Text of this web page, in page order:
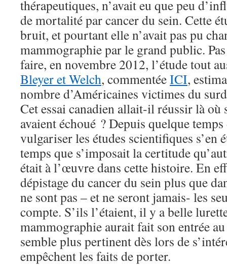
thérapeutiques, n’avait eu que peu
de mortalité par cancer du sein. Cette
bruit, et pourtant elle n’avait pas pu
mammographie par le grand public.
faire, en novembre 2012, l’étude tout
Bleyer et Welch, commentéeICI,
nombre d’Américaines victimes du
Cet essai canadien allait-il réussir là où
avaient échoué ? Depuis quelque
vulgariser les études scientifiques s’en
temps que s’imposait la certitude
était à l’œuvre dans cette histoire. En
dépistage du cancer du sein plus que
ne sont pas – et ne seront jamais- les
compte. S’ils l’étaient, il y a belle
mammographie aurait fait son entrée
semble plus pertinent dès lors de
empêchent les faits de porter.